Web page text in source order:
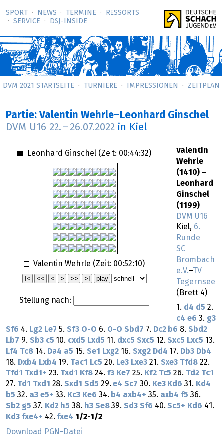
SPORT NEWS TERMINE
RESSORTS
SERVICE
DSJ-­INSIDE
DVM 2021 STARTSEITE TURNIERE IMPRESSIONEN ZEITPLAN
Partie: Valentin Wehrle–Leonhard Ginschel
DVM U16 22. – 26.07.2022 in Kiel
Leonhard Ginschel (Zeit: 00:44:32)
Valentin Wehrle (Zeit: 00:52:10)
Stellung nach:
Valentin
Wehrle
(1410) –
Leonhard
Ginschel
(1199)
DVM U16
Kiel, 6.
Runde
SC
Brombach
e.V.–TV
Tegernsee
(Brett 4)
1. d4 d5 2.
c4 e6 3. g3
Sf6 4. Lg2 Le7 5. Sf3 O-O 6. O-O Sbd7 7. Dc2 b6 8. Sbd2
Lb7 9. Sb3 c5 10. cxd5 Lxd5 11. dxc5 Sxc5 12. Sxc5 Lxc5 13.
Lf4 Tc8 14. Da4 a5 15. Se1 Lxg2 16. Sxg2 Dd4 17. Db3 Db4
18. Dxb4 Lxb4 19. Tac1 Lc5 20. Le3 Lxe3 21. Sxe3 Tfd8 22.
Tfd1 Txd1+ 23. Txd1 Kf8 24. f3 Ke7 25. Kf2 Tc5 26. Td2 Tc1
27. Td1 Txd1 28. Sxd1 Sd5 29. e4 Sc7 30. Ke3 Kd6 31. Kd4
b5 32. a3 e5+ 33. Kc3 Ke6 34. b4 axb4+ 35. axb4 f5 36.
Sb2 g5 37. Kd2 h5 38. h3 Se8 39. Sd3 Sf6 40. Sc5+ Kd6 41.
Kd3 fxe4+ 42. fxe4 1/2-1/2
Download PGN-Datei